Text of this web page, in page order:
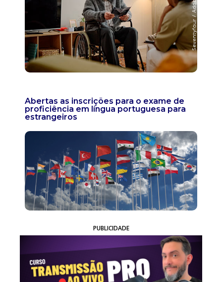
Abertas as inscrições para o exame de
proficiência em língua portuguesa para
estrangeiros
PUBLICIDADE